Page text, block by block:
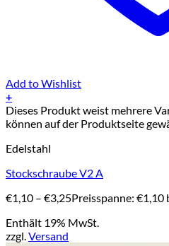
Add to Wishlist
+
Dieses Produkt weist mehrere
können auf der Produktseite
Edelstahl
Stockschraube V2 A
€1,10 – €3,25Preisspanne: €1,10
Enthält 19% MwSt.
zzgl.Versand